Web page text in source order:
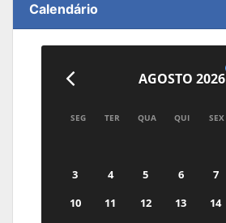
Calendário
AGOSTO 2026
SEG TER QUA QUI SEX
3
4 5 6 7
10
11 12 13 14